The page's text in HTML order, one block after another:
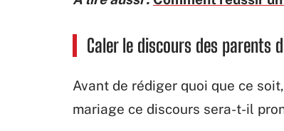
Caler le discours des parents
Avant de rédiger quoi que ce
mariage ce discours sera-t-il